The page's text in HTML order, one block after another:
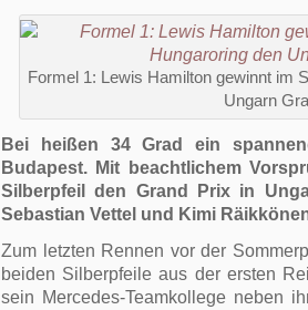
Formel 1: Lewis Hamilton gewinnt im
Ungarn
Bei heißen 34 Grad ein
Budapest. Mit beachtlichem
Silberpfeil den Grand Prix in
Sebastian Vettel und Kimi
Zum letzten Rennen vor der
beiden Silberpfeile aus der ersten
sein Mercedes-Teamkollege neben